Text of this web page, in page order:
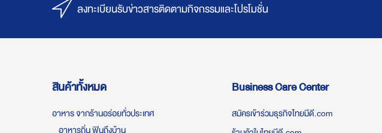
ลงทะเบียนรับข่าวสารติดตามกิจกรรมและโปรโมชั่น
สินค้าทั้งหมด
อาหาร จากร้านอร่อยทั่วประเทศ
อาหารถิ่น ฟินถึงบ้าน
Business Care Center
สมัครเข้าร่วมธุรกิจไทยมีดี.com